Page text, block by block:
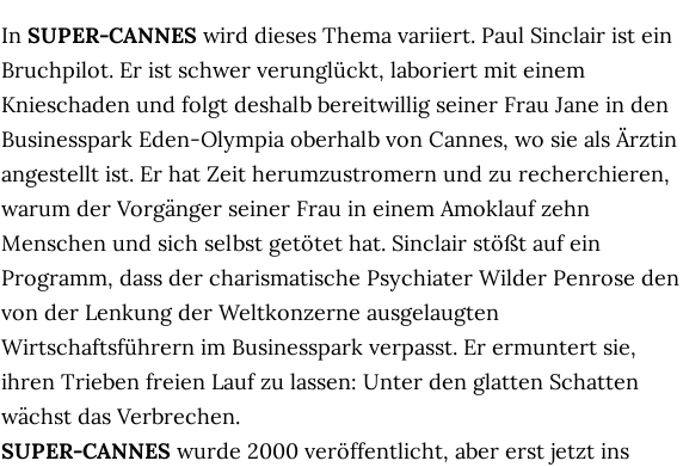
In SUPER-CANNES wird dieses Thema variiert. Paul Sinclair ist ein
Bruchpilot. Er ist schwer verunglückt, laboriert mit einem
Knieschaden und folgt deshalb bereitwillig seiner Frau Jane in den
Businesspark Eden-Olympia oberhalb von Cannes, wo sie als Ärztin
angestellt ist. Er hat Zeit herumzustromern und zu recherchieren,
warum der Vorgänger seiner Frau in einem Amoklauf zehn
Menschen und sich selbst getötet hat. Sinclair stößt auf ein
Programm, dass der charismatische Psychiater Wilder Penrose den
von der Lenkung der Weltkonzerne ausgelaugten
Wirtschaftsführern im Businesspark verpasst. Er ermuntert sie,
ihren Trieben freien Lauf zu lassen: Unter den glatten Schatten
wächst das Verbrechen.
SUPER-CANNES wurde 2000 veröffentlicht, aber erst jetzt ins